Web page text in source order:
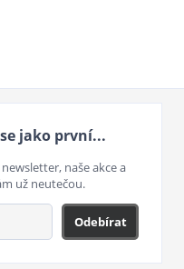
jako první...
naše akce a
už neutečou.
Odebírat